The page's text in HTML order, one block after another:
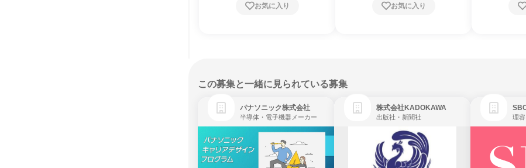
お気に入り お気に入り
この募集と一緒に見られている募集
パナソニック株式会社
半導体・電子機器メーカー
株式会社KADOKAWA
出版社・新聞社